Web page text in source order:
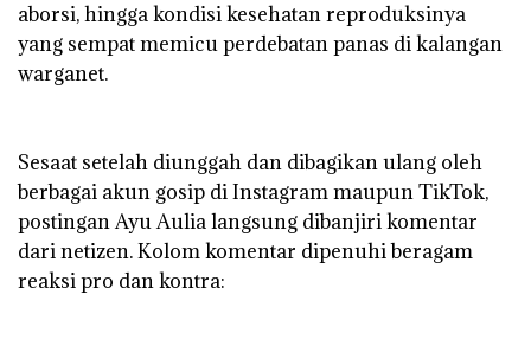
aborsi, hingga kondisi kesehatan reproduksinya
yang sempat memicu perdebatan panas di kalangan
warganet.
‎Sesaat setelah diunggah dan dibagikan ulang oleh
berbagai akun gosip di Instagram maupun TikTok,
postingan Ayu Aulia langsung dibanjiri komentar
dari netizen. Kolom komentar dipenuhi beragam
reaksi pro dan kontra: